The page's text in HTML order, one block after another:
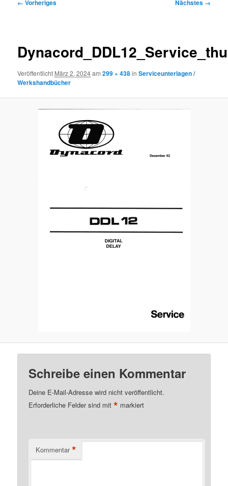
← Vorheriges Nächstes →
Veröffentlicht März 2, 2024am299 × 438inServiceunterlagen /
Werkshandbücher
Schreibe einen Kommentar
Deine E-Mail-Adresse wird nicht veröffentlicht.
Erforderliche Felder sind mit* markiert
Kommentar *